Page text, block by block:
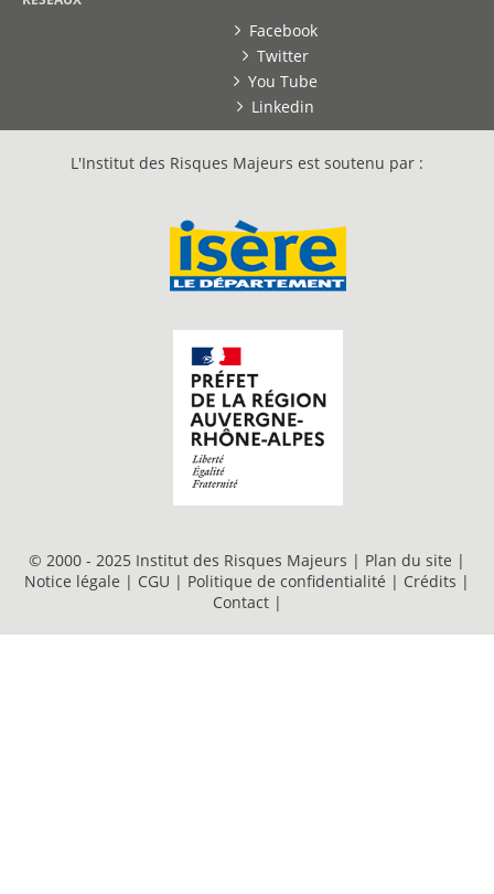
Facebook
Twitter
You Tube
Linkedin
L'Institut des Risques Majeurs est soutenu par :
© 2000 - 2025 Institut des Risques Majeurs | Plan du site |
Notice légale | CGU | Politique de confidentialité | Crédits |
Contact |